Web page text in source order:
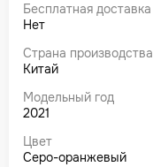
Бесплатная доставка
Нет
Страна производства
Китай
Модельный год
2021
Цвет
Серо-оранжевый